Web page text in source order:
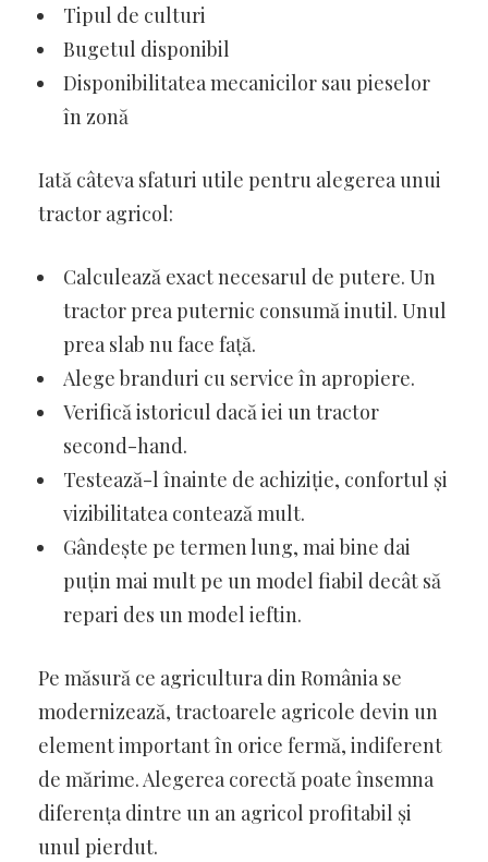
Tipul de culturi
Bugetul disponibil
Disponibilitatea mecanicilor sau pieselor
în zonă
Iată câteva sfaturi utile pentru alegerea unui
tractor agricol:
Calculează exact necesarul de putere. Un
tractor prea puternic consumă inutil. Unul
prea slab nu face față.
Alege branduri cu service în apropiere.
Verifică istoricul dacă iei un tractor
second-hand.
Testează-l înainte de achiziție, confortul și
vizibilitatea contează mult.
Gândește pe termen lung, mai bine dai
puțin mai mult pe un model fiabil decât să
repari des un model ieftin.
Pe măsură ce agricultura din România se
modernizează, tractoarele agricole devin un
element important în orice fermă, indiferent
de mărime. Alegerea corectă poate însemna
diferența dintre un an agricol profitabil și
unul pierdut.